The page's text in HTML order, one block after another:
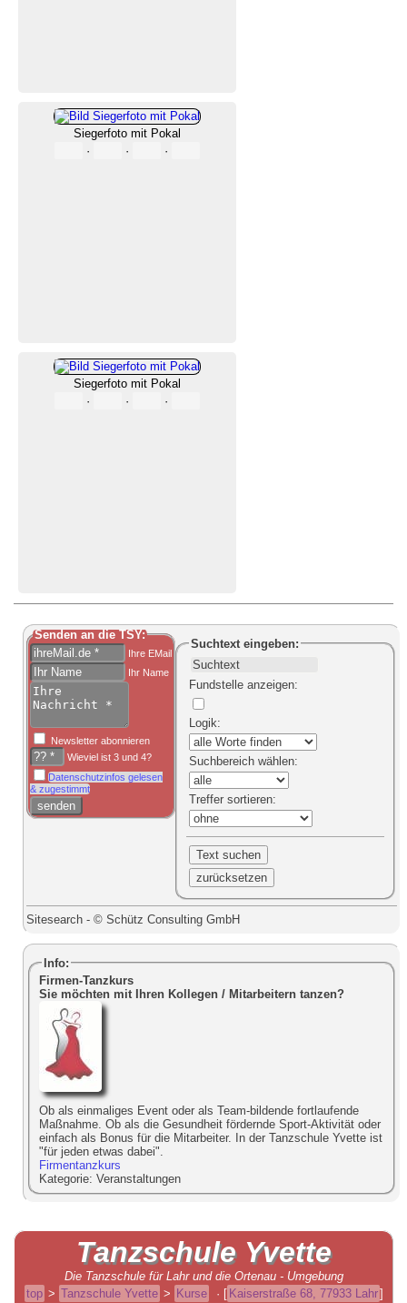
Siegerfoto mit Pokal
·
· ·
Siegerfoto mit Pokal
·
· ·
Senden an die TSY:
Ihre EMail
Ihr Name
Newsletter abonnieren
Wieviel ist 3 und 4?
Datenschutzinfos gelesen
& zugestimmt
Suchtexteingeben:
Fundstelle anzeigen:
Logik:
Suchbereichwählen:
Treffer sortieren:
Sitesearch - © Schütz Consulting GmbH
Info:
Firmen-Tanzkurs
Sie möchten mit Ihren Kollegen / Mitarbeitern tanzen?
Ob als einmaliges Event oder als Team-bildende fortlaufende
Maßnahme. Ob als die Gesundheit fördernde Sport-Aktivität oder
einfach als Bonus für die Mitarbeiter. In der Tanzschule Yvette ist
"für jeden etwas dabei".
Firmentanzkurs
Kategorie: Veranstaltungen
Tanzschule Yvette
Die Tanzschule für Lahr und die Ortenau - Umgebung
top > Tanzschule Yvette > Kurse · [ Kaiserstraße 68, 77933 Lahr]